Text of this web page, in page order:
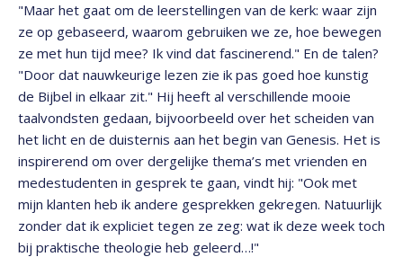
"Maar het gaat om de leerstellingen van de kerk: waar zijn
ze op gebaseerd, waarom gebruiken we ze, hoe bewegen
ze met hun tijd mee? Ik vind dat fascinerend." En de talen?
"Door dat nauwkeurige lezen zie ik pas goed hoe kunstig
de Bijbel in elkaar zit." Hij heeft al verschillende mooie
taalvondsten gedaan, bijvoorbeeld over het scheiden van
het licht en de duisternis aan het begin van Genesis. Het is
inspirerend om over dergelijke thema’s met vrienden en
medestudenten in gesprek te gaan, vindt hij: "Ook met
mijn klanten heb ik andere gesprekken gekregen. Natuurlijk
zonder dat ik expliciet tegen ze zeg: wat ik deze week toch
bij praktische theologie heb geleerd…!"